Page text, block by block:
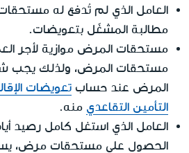
العامل الذي لم تُدفع له
مطالبة المشغّل بتعويضات.
مستحقات المرض موازية لأجر
مستحقات المرض، ولذلك
المرض عند حساب تعويضات
التأمين التقاعدي منه.
العامل الذي استغل كامل رصيد
الحصول على مستحقات مرض،